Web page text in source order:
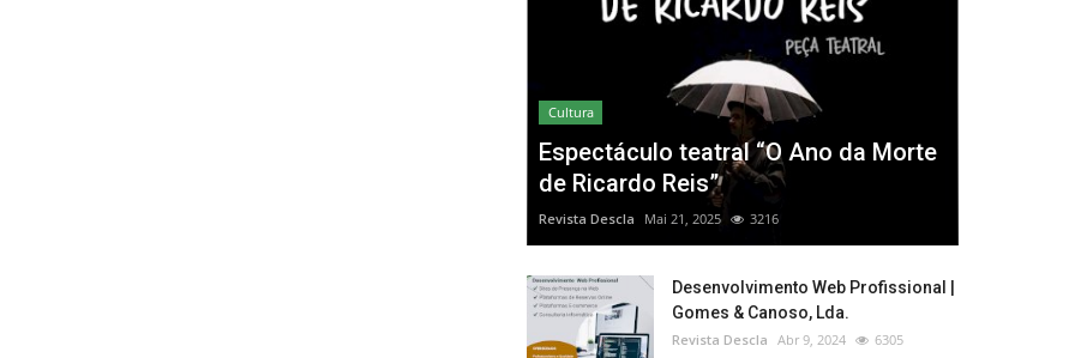
Cultura
Espectáculo teatral “O Ano da Morte
de Ricardo Reis”
Revista Descla Mai 21, 2025 3216
Desenvolvimento Web Profissional |
Gomes & Canoso, Lda.
Revista Descla Abr 9, 2024 6305